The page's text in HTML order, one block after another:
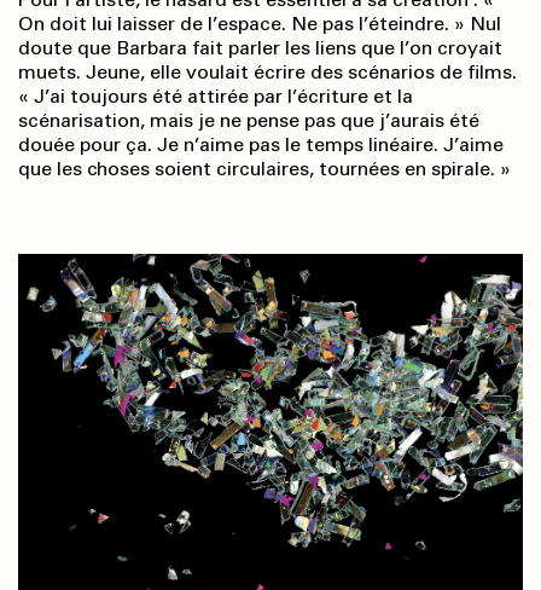
On doit lui laisser de l’espace. Ne pas l’éteindre. » Nul
doute que Barbara fait parler les liens que l’on croyait
muets. Jeune, elle voulait écrire des scénarios de films.
« J’ai toujours été attirée par l’écriture et la
scénarisation, mais je ne pense pas que j’aurais été
douée pour ça. Je n’aime pas le temps linéaire. J’aime
que les choses soient circulaires, tournées en spirale. »